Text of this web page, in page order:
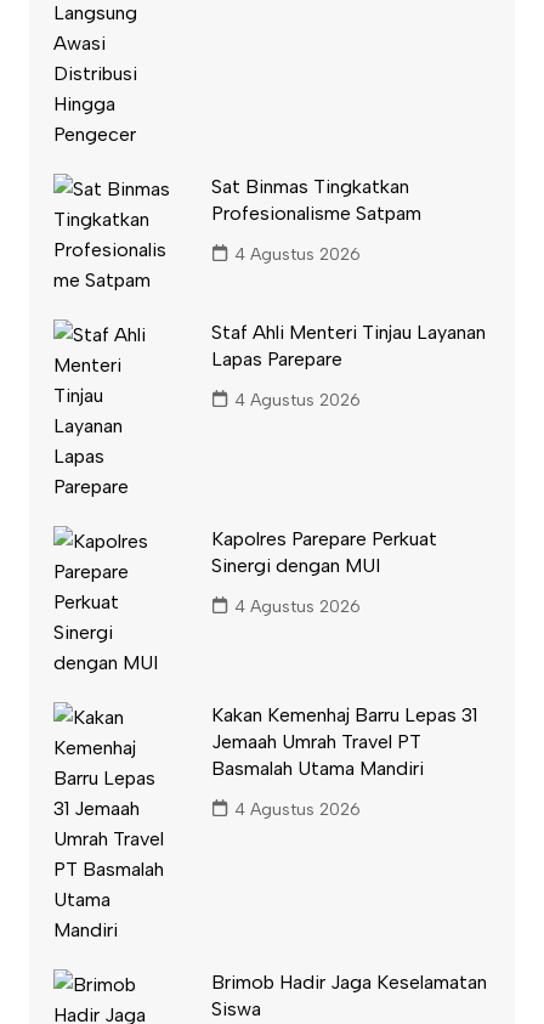
Sat Binmas Tingkatkan
Profesionalisme Satpam
4 Agustus 2026
Staf Ahli Menteri Tinjau Layanan
Lapas Parepare
4 Agustus 2026
Kapolres Parepare Perkuat
Sinergi dengan MUI
4 Agustus 2026
Kakan Kemenhaj Barru Lepas 31
Jemaah Umrah Travel PT
Basmalah Utama Mandiri
4 Agustus 2026
Brimob Hadir Jaga Keselamatan
Siswa